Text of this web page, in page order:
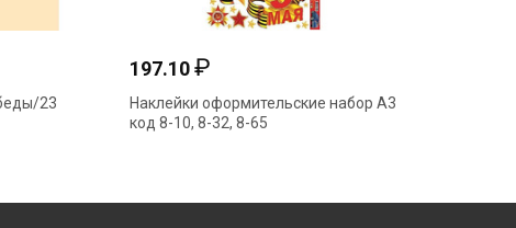
23
197.10₽
Наклейки оформительские набор А3
код 8-10, 8-32, 8-65